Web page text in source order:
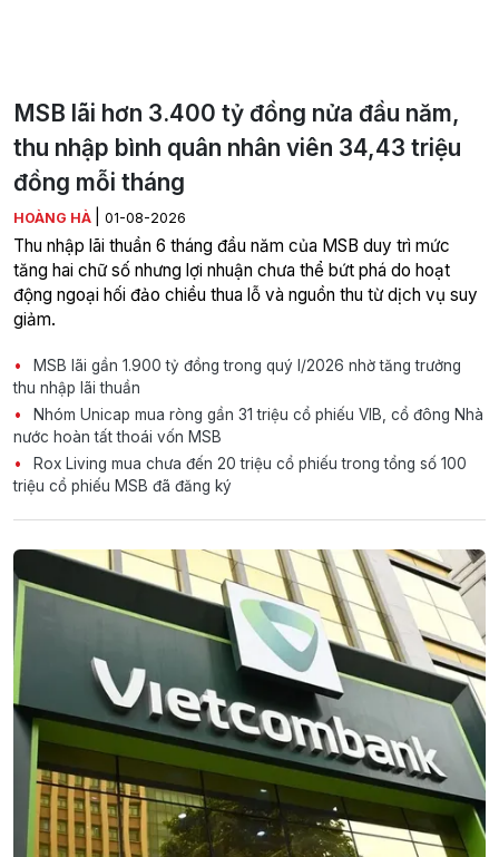
MSB lãi hơn 3.400 tỷ đồng nửa đầu năm,
thu nhập bình quân nhân viên 34,43 triệu
đồng mỗi tháng
HOÀNG HÀ 01-08-2026
Thu nhập lãi thuần 6 tháng đầu năm của MSB duy trì mức
tăng hai chữ số nhưng lợi nhuận chưa thể bứt phá do hoạt
động ngoại hối đảo chiều thua lỗ và nguồn thu từ dịch vụ suy
giảm.
MSB lãi gần 1.900 tỷ đồng trong quý I/2026 nhờ tăng trưởng
thu nhập lãi thuần
Nhóm Unicap mua ròng gần 31 triệu cổ phiếu VIB, cổ đông Nhà
nước hoàn tất thoái vốn MSB
Rox Living mua chưa đến 20 triệu cổ phiếu trong tổng số 100
triệu cổ phiếu MSB đã đăng ký